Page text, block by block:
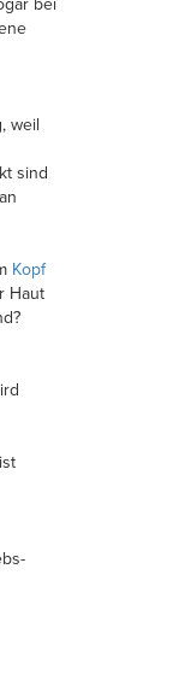
bei
weil
sind
Kopf
Haut